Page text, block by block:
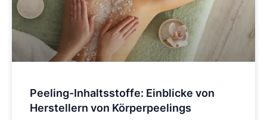
Peeling-Inhaltsstoffe: Einblicke von
Herstellern von Körperpeelings